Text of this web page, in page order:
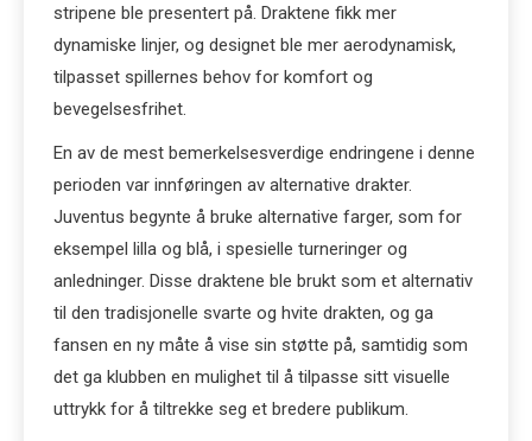
stripene ble presentert på. Draktene fikk mer
dynamiske linjer, og designet ble mer aerodynamisk,
tilpasset spillernes behov for komfort og
bevegelsesfrihet.
En av de mest bemerkelsesverdige endringene i denne
perioden var innføringen av alternative drakter.
Juventus begynte å bruke alternative farger, som for
eksempel lilla og blå, i spesielle turneringer og
anledninger. Disse draktene ble brukt som et alternativ
til den tradisjonelle svarte og hvite drakten, og ga
fansen en ny måte å vise sin støtte på, samtidig som
det ga klubben en mulighet til å tilpasse sitt visuelle
uttrykk for å tiltrekke seg et bredere publikum.